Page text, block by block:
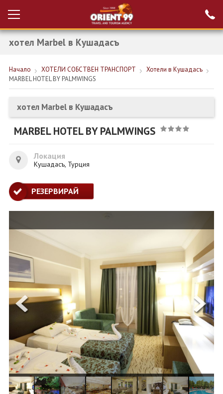
Вход за агенти
РАННИ ЗАПИСВАНИЯ ТУРЦИЯ
НОВА ГОДИНА ТУРЦИЯ
НОВА ГОДИНА
ПОЧИВКИ
КРУИЗИ
ЕКСКУРЗИИ
ЗА НАС
ФИРМЕНИ ДОКУМЕНТИ
0700 144 34 Запитване
ПОСЛЕДВАЙТЕ НИ
хотел Marbel в Кушадасъ
Начало ХОТЕЛИ СОБСТВЕН ТРАНСПОРТ
Хотели в Кушадасъ
MARBEL HOTEL BY PALMWINGS
хотел Marbel в Кушадасъ
MARBEL HOTEL BY PALMWINGS
Локация
Кушадасъ, Турция
РЕЗЕРВИРАЙ